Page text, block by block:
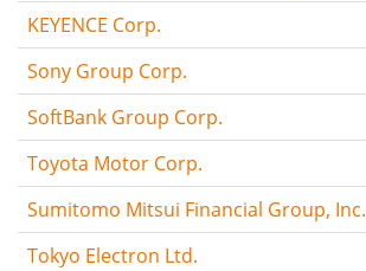
KEYENCE Corp.
Sony Group Corp.
SoftBank Group Corp.
Toyota Motor Corp.
Sumitomo Mitsui Financial Group, Inc.
Tokyo Electron Ltd.